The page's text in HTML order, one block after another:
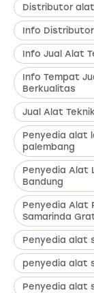
Distributor
Info Distributor
Info Jual Alat
Info Tempat
Berkualitas
Jual Alat
Penyedia alat
palembang
Penyedia Alat
Bandung
Penyedia Alat
Samarinda
Penyedia alat
penyedia alat
Penyedia alat